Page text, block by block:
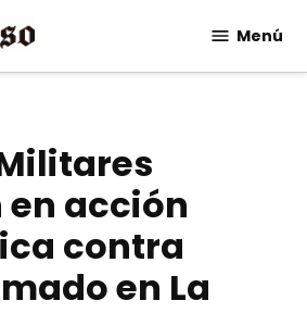
Menú
acción
contra
en La